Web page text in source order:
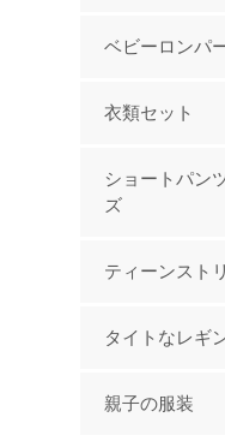
ベビーロンパ
衣類セット
ショートパン
ズ
ティーンスト
タイトなレギ
親子の服装